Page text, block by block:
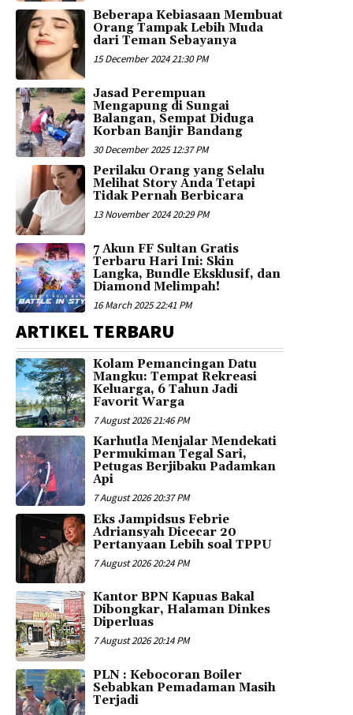
Beberapa Kebiasaan Membuat
Orang Tampak Lebih Muda
dari Teman Sebayanya
15 December 2024 21:30 PM
Jasad Perempuan
Mengapung di Sungai
Balangan, Sempat Diduga
Korban Banjir Bandang
30 December 2025 12:37 PM
Perilaku Orang yang Selalu
Melihat Story Anda Tetapi
Tidak Pernah Berbicara
13 November 2024 20:29 PM
7 Akun FF Sultan Gratis
Terbaru Hari Ini: Skin
Langka, Bundle Eksklusif, dan
Diamond Melimpah!
16 March 2025 22:41 PM
ARTIKEL TERBARU
Kolam Pemancingan Datu
Mangku: Tempat Rekreasi
Keluarga, 6 Tahun Jadi
Favorit Warga
7 August 2026 21:46 PM
Karhutla Menjalar Mendekati
Permukiman Tegal Sari,
Petugas Berjibaku Padamkan
Api
7 August 2026 20:37 PM
Eks Jampidsus Febrie
Adriansyah Dicecar 20
Pertanyaan Lebih soal TPPU
7 August 2026 20:24 PM
Kantor BPN Kapuas Bakal
Dibongkar, Halaman Dinkes
Diperluas
7 August 2026 20:14 PM
PLN : Kebocoran Boiler
Sebabkan Pemadaman Masih
Terjadi